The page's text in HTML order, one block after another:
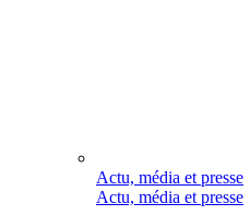
Actu, média et presse
Actu, média et presse